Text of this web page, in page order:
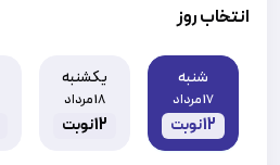
انتخاب روز
شنبه
17 مرداد
12نوبت
یکشنبه
18 مرداد
12نوبت